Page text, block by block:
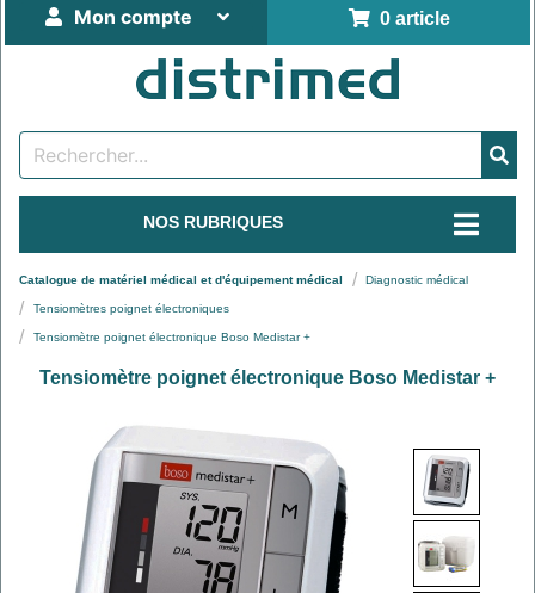
0 article
Mon compte
NOS RUBRIQUES
Catalogue de matériel médical et d'équipement médical Diagnostic médical
Tensiomètres poignet électroniques
Tensiomètre poignet électronique Boso Medistar +
Tensiomètre poignet électronique Boso Medistar +